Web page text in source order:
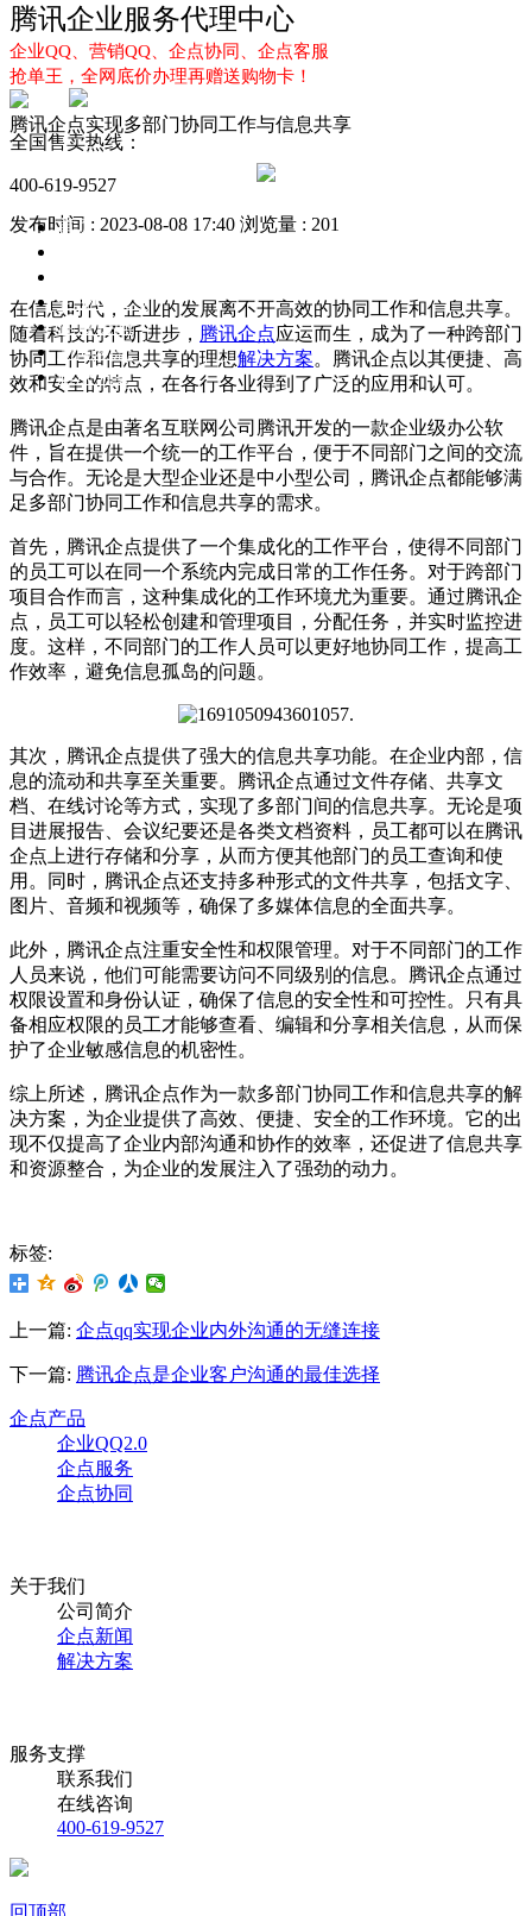
腾讯企业服务代理中心
企业QQ、营销QQ、企点协同、企点客服
抢单王，全网底价办理再赠送购物卡！
全国售卖热线：
400-619-9527
首页
企业QQ2.0
企点协同
新闻动态
解决方案
腾讯企点实现多部门协同工作与信息共享
发布时间 : 2023-08-08 17:40 浏览量 : 201
在信息时代，企业的发展离不开高效的协同工作和信息共享。
随着科技的不断进步， 腾讯企点应运而生，成为了一种跨部门
协同工作和信息共享的理想解决方案。腾讯企点以其便捷、高
效和安全的特点，在各行各业得到了广泛的应用和认可。
腾讯企点是由著名互联网公司腾讯开发的一款企业级办公软
件，旨在提供一个统一的工作平台，便于不同部门之间的交流
与合作。无论是大型企业还是中小型公司，腾讯企点都能够满
足多部门协同工作和信息共享的需求。
首先，腾讯企点提供了一个集成化的工作平台，使得不同部门
的员工可以在同一个系统内完成日常的工作任务。对于跨部门
项目合作而言，这种集成化的工作环境尤为重要。通过腾讯企
点，员工可以轻松创建和管理项目，分配任务，并实时监控进
度。这样，不同部门的工作人员可以更好地协同工作，提高工
作效率，避免信息孤岛的问题。
其次，腾讯企点提供了强大的信息共享功能。在企业内部，信
息的流动和共享至关重要。腾讯企点通过文件存储、共享文
档、在线讨论等方式，实现了多部门间的信息共享。无论是项
目进展报告、会议纪要还是各类文档资料，员工都可以在腾讯
企点上进行存储和分享，从而方便其他部门的员工查询和使
用。同时，腾讯企点还支持多种形式的文件共享，包括文字、
图片、音频和视频等，确保了多媒体信息的全面共享。
此外，腾讯企点注重安全性和权限管理。对于不同部门的工作
人员来说，他们可能需要访问不同级别的信息。腾讯企点通过
权限设置和身份认证，确保了信息的安全性和可控性。只有具
备相应权限的员工才能够查看、编辑和分享相关信息，从而保
护了企业敏感信息的机密性。
综上所述，腾讯企点作为一款多部门协同工作和信息共享的解
决方案，为企业提供了高效、便捷、安全的工作环境。它的出
现不仅提高了企业内部沟通和协作的效率，还促进了信息共享
和资源整合，为企业的发展注入了强劲的动力。
标签:
上一篇: 企点qq实现企业内外沟通的无缝连接
下一篇: 腾讯企点是企业客户沟通的最佳选择
企点产品
企业QQ2.0
企点服务
企点协同
关于我们
公司简介
企点新闻
解决方案
服务支撑
联系我们
在线咨询
400-619-9527
回顶部